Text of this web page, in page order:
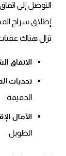
التوصل إلى
إطلاق سراح
تزال هناك
الاتفاق
تحديات
الدقيقة.
الآمال
الطويل.